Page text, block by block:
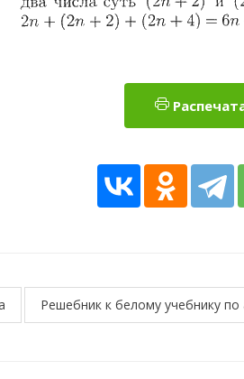
Решебник к белому учебнику по